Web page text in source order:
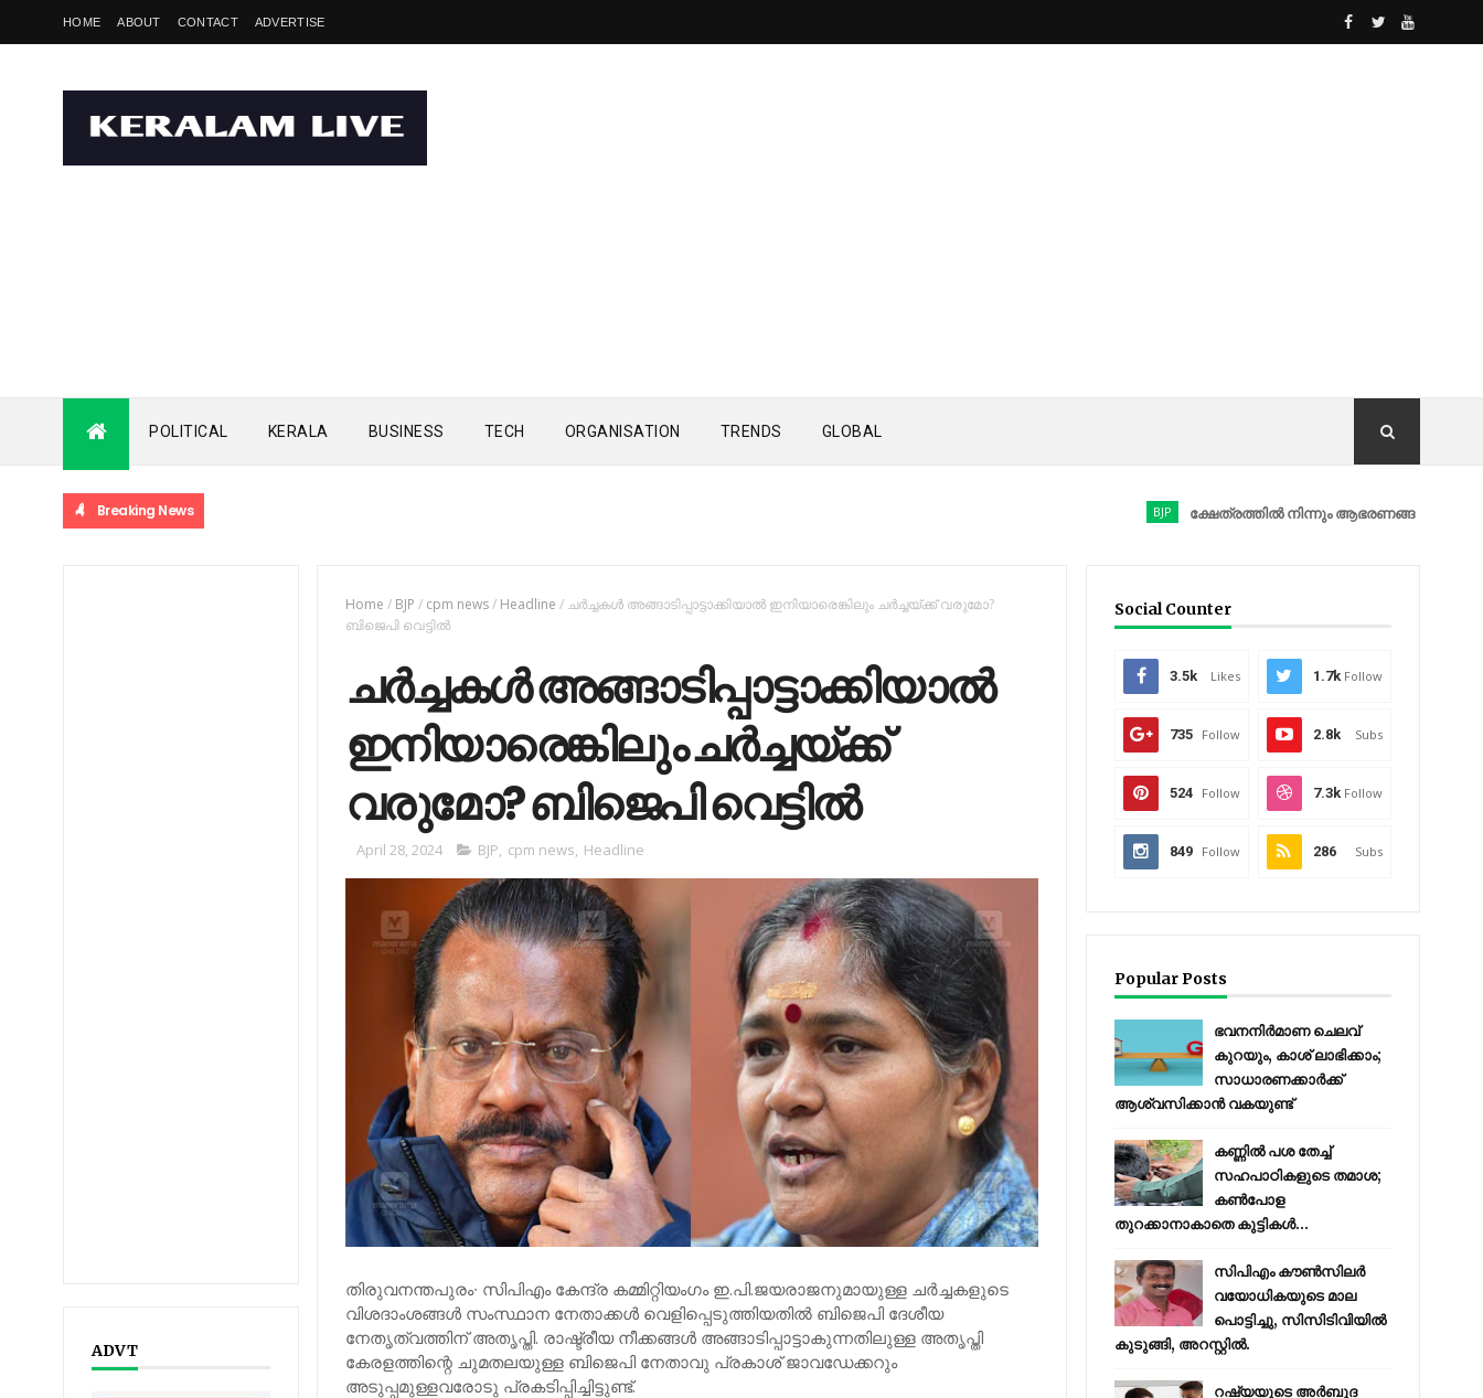
HOME ABOUT CONTACT ADVERTISE
POLITICAL KERALA BUSINESS TECH ORGANISATION TRENDS GLOBAL
Breaking News ക്ഷേത്രത്തിൽ നിന്നും ആഭരണങ്ങൾ കവർന്നു;
ADVT
Home / BJP / cpm news/ Headline / ചർച്ചകൾ അങ്ങാടിപ്പാട്ടാക്കിയാൽ ഇനിയാരെങ്കിലും ചർച്ചയ്ക്ക് വരുമോ?
ബിജെപി വെട്ടിൽ
ചർച്ചകൾ അങ്ങാടിപ്പാട്ടാക്കിയാൽ
ഇനിയാരെങ്കിലും ചർച്ചയ്ക്ക്
വരുമോ? ബിജെപി വെട്ടിൽ
April 28, 2024 BJP, cpm news, Headline
തിരുവനന്തപുരം∙ സിപിഎം കേന്ദ്ര കമ്മിറ്റിയംഗം ഇ.പി.ജയരാജനുമായുള്ള ചർച്ചകളുടെ
വിശദാംശങ്ങൾ സംസ്ഥാന നേതാക്കൾ വെളിപ്പെടുത്തിയതിൽ ബിജെപി ദേശീയ
നേതൃത്വത്തിന് അതൃപ്തി. രാഷ്ട്രീയ നീക്കങ്ങൾ അങ്ങാടിപ്പാട്ടാകുന്നതിലുള്ള അതൃപ്തി
കേരളത്തിന്റെ ചുമതലയുള്ള ബിജെപി നേതാവു പ്രകാശ് ജാവഡേക്കറും
അടുപ്പമുള്ളവരോടു പ്രകടിപ്പിച്ചിട്ടുണ്ട്.
Social Counter
3.5k Likes 1.7k Follow
735 Follow 2.8k Subs
524 Follow 7.3k Follow
849 Follow 286 Subs
Popular Posts
ഭവനനിർമാണ ചെലവ്
കുറയും, കാശ് ലാഭിക്കാം;
സാധാരണക്കാർക്ക്
ആശ്വസിക്കാൻ വകയുണ്ട്
കണ്ണിൽ പശ തേച്ച്
സഹപാഠികളുടെ തമാശ;
കൺപോള
തുറക്കാനാകാതെ കുട്ടികൾ...
സിപിഎം കൗണ്‍സിലര്‍
വയോധികയുടെ മാല
പൊട്ടിച്ചു, സിസിടിവിയില്‍
കുടുങ്ങി, അറസ്റ്റില്‍.
റഷ്യയുടെ അര്‍ബുദ